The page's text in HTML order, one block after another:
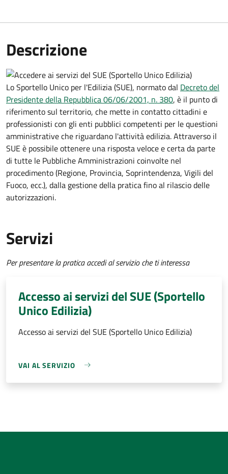
Descrizione
Lo Sportello Unico per l'Edilizia (SUE), normato dal Decreto del
Presidente della Repubblica 06/06/2001, n. 380, è il punto di
riferimento sul territorio, che mette in contatto cittadini e
professionisti con gli enti pubblici competenti per le questioni
amministrative che riguardano l'attività edilizia. Attraverso il
SUE è possibile ottenere una risposta veloce e certa da parte
di tutte le Pubbliche Amministrazioni coinvolte nel
procedimento (Regione, Provincia, Soprintendenza, Vigili del
Fuoco, ecc.), dalla gestione della pratica fino al rilascio delle
autorizzazioni.
Servizi
Per presentare la pratica accedi al servizio che ti interessa
Accesso ai servizi del SUE (Sportello
Unico Edilizia)
Accesso ai servizi del SUE (Sportello Unico Edilizia)
VAI AL SERVIZIO